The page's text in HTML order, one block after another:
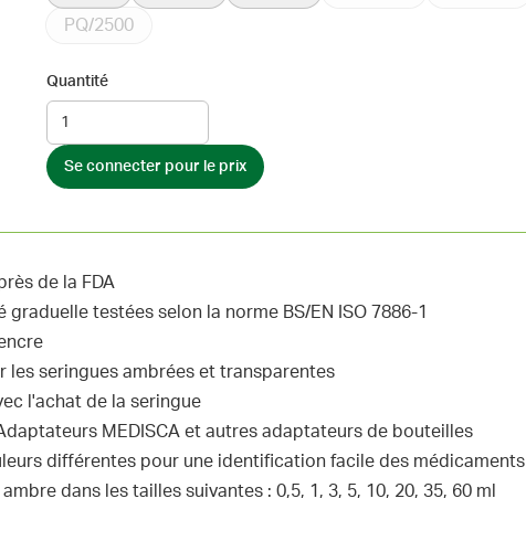
PQ/2500
Quantité
Se connecter pour le prix
de la FDA
testées selon la norme BS/EN ISO 7886-1
les seringues ambrées et transparentes
l'achat de la seringue
MEDISCA et autres adaptateurs de bouteilles
différentes pour une identification facile des médicaments
dans les tailles suivantes : 0,5, 1, 3, 5, 10, 20, 35, 60 ml